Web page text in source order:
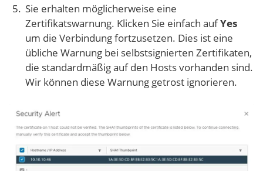
Sie erhalten möglicherweise eine
Zertifikatswarnung. Klicken Sie einfach aufYes
um die Verbindung fortzusetzen. Dies ist eine
übliche Warnung bei selbstsignierten Zertifikaten,
die standardmäßig auf den Hosts vorhanden sind.
Wir können diese Warnung getrost ignorieren.